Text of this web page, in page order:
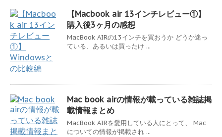
【Macbook air 13インチレビュー①】
購入後3ヶ月の感想
MacBook AIRの13インチを買おうか どうか迷っ
ている、あるいは買ったけ ...
Mac book airの情報が載っている雑誌掲
載情報まとめ
MacBook AIRを愛用している人にとって、 Mac
についての情報が掲載され ...